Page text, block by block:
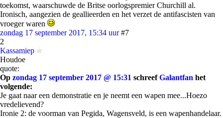
toekomst, waarschuwde de Britse oorlogspremier Churchill al.
Ironisch, aangezien de geallieerden en het verzet de antifascisten van
vroeger waren
zondag 17 september 2017, 15:34 uur #7
2
Kassamiep
Houdoe
quote:
Op zondag 17 september 2017 @ 15:31 schreefGalantfan het
volgende:
Je gaat naar een demonstratie en je neemt een wapen mee...Hoezo
vredelievend?
Ironie 2: de voorman van Pegida, Wagensveld, is een wapenhandelaar.